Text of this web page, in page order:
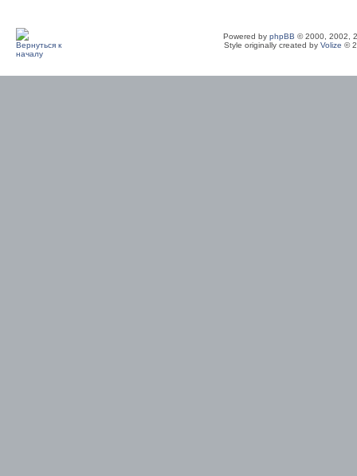
Powered by phpBB © 2000, 2002,
Style originally created by Volize ©